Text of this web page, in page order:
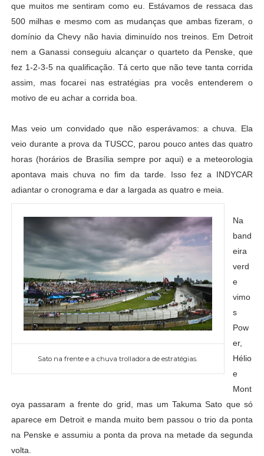
que muitos me sentiram como eu. Estávamos de ressaca das
500 milhas e mesmo com as mudanças que ambas fizeram, o
domínio da Chevy não havia diminuído nos treinos. Em Detroit
nem a Ganassi conseguiu alcançar o quarteto da Penske, que
fez 1-2-3-5 na qualificação. Tá certo que não teve tanta corrida
assim, mas focarei nas estratégias pra vocês entenderem o
motivo de eu achar a corrida boa.
Mas veio um convidado que não esperávamos: a chuva. Ela
veio durante a prova da TUSCC, parou pouco antes das quatro
horas (horários de Brasília sempre por aqui) e a meteorologia
apontava mais chuva no fim da tarde. Isso fez a INDYCAR
adiantar o cronograma e dar a largada as quatro e meia.
Sato na frente e a chuva trolladora de estratégias.
Na
band
eira
verd
e
vimo
s
Pow
er,
Hélio
e
Mont
oya passaram a frente do grid, mas um Takuma Sato que só
aparece em Detroit e manda muito bem passou o trio da ponta
na Penske e assumiu a ponta da prova na metade da segunda
volta.